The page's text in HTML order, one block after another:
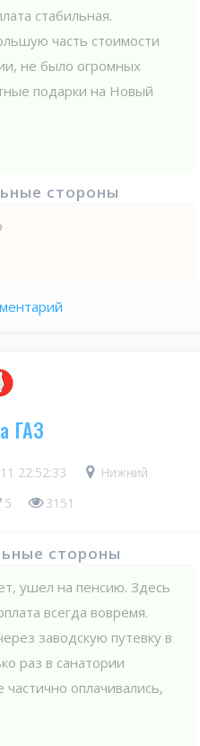
стабильная.
часть стоимости
не было огромных
подарки на Новый
стороны
ГАЗ
22:52:33
Нижний
5 3151
стороны
ушел на пенсию. Здесь
всегда вовремя.
заводскую путевку в
раз в санатории
оплачивались,